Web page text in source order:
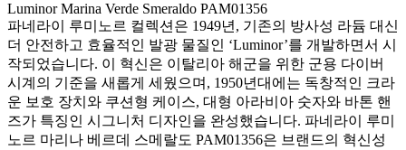
Luminor Marina Verde Smeraldo PAM01356
파네라이 루미노르 컬렉션은 1949년, 기존의 방사성 라듐 대신
더 안전하고 효율적인 발광 물질인 ‘Luminor’를 개발하면서 시
작되었습니다. 이 혁신은 이탈리아 해군을 위한 군용 다이버
시계의 기준을 새롭게 세웠으며, 1950년대에는 독창적인 크라
운 보호 장치와 쿠션형 케이스, 대형 아라비아 숫자와 바톤 핸
즈가 특징인 시그니처 디자인을 완성했습니다. 파네라이 루미
노르 마리나 베르데 스메랄도 PAM01356은 브랜드의 혁신성